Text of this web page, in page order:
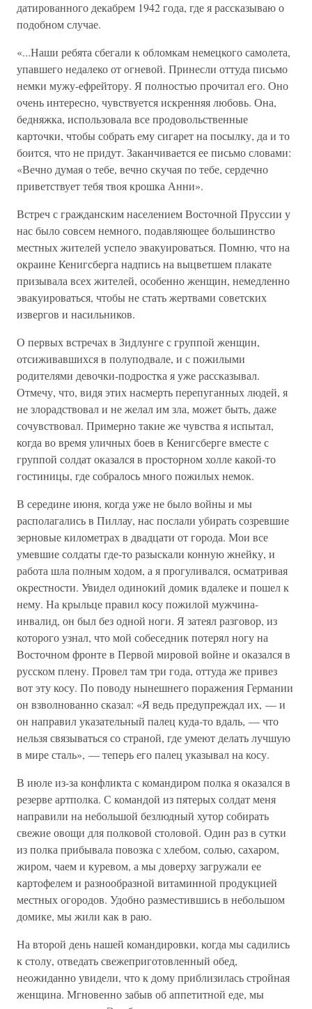
датированного декабрем 1942 года, где я рассказываю о
подобном случае.
«...Наши ребята сбегали к обломкам немецкого самолета,
упавшего недалеко от огневой. Принесли оттуда письмо
немки мужу-ефрейтору. Я полностью прочитал его. Оно
очень интересно, чувствуется искренняя любовь. Она,
бедняжка, использовала все продовольственные
карточки, чтобы собрать ему сигарет на посылку, да и то
боится, что не придут. Заканчивается ее письмо словами:
«Вечно думая о тебе, вечно скучая по тебе, сердечно
приветствует тебя твоя крошка Анни».
Встреч с гражданским населением Восточной Пруссии у
нас было совсем немного, подавляющее большинство
местных жителей успело эвакуироваться. Помню, что на
окраине Кенигсберга надпись на выцветшем плакате
призывала всех жителей, особенно женщин, немедленно
эвакуироваться, чтобы не стать жертвами советских
извергов и насильников.
О первых встречах в Зидлунге с группой женщин,
отсиживавшихся в полуподвале, и с пожилыми
родителями девочки-подростка я уже рассказывал.
Отмечу, что, видя этих насмерть перепуганных людей, я
не злорадствовал и не желал им зла, может быть, даже
сочувствовал. Примерно такие же чувства я испытал,
когда во время уличных боев в Кенигсберге вместе с
группой солдат оказался в просторном холле какой-то
гостиницы, где собралось много пожилых немок.
В середине июня, когда уже не было войны и мы
располагались в Пиллау, нас послали убирать созревшие
зерновые километрах в двадцати от города. Мои все
умевшие солдаты где-то разыскали конную жнейку, и
работа шла полным ходом, а я прогуливался, осматривая
окрестности. Увидел одинокий домик вдалеке и пошел к
нему. На крыльце правил косу пожилой мужчина-
инвалид, он был без одной ноги. Я затеял разговор, из
которого узнал, что мой собеседник потерял ногу на
Восточном фронте в Первой мировой войне и оказался в
русском плену. Провел там три года, оттуда же привез
вот эту косу. По поводу нынешнего поражения Германии
он взволнованно сказал: «Я ведь предупреждал их, — и
он направил указательный палец куда-то вдаль, — что
нельзя связываться со страной, где умеют делать лучшую
в мире сталь», — теперь его палец указывал на косу.
В июле из-за конфликта с командиром полка я оказался в
резерве артполка. С командой из пятерых солдат меня
направили на небольшой безлюдный хутор собирать
свежие овощи для полковой столовой. Один раз в сутки
из полка прибывала повозка с хлебом, солью, сахаром,
жиром, чаем и куревом, а мы доверху загружали ее
картофелем и разнообразной витаминной продукцией
местных огородов. Удобно разместившись в небольшом
домике, мы жили как в раю.
На второй день нашей командировки, когда мы садились
к столу, отведать свежеприготовленный обед,
неожиданно увидели, что к дому приблизилась стройная
женщина. Мгновенно забыв об аппетитной еде, мы